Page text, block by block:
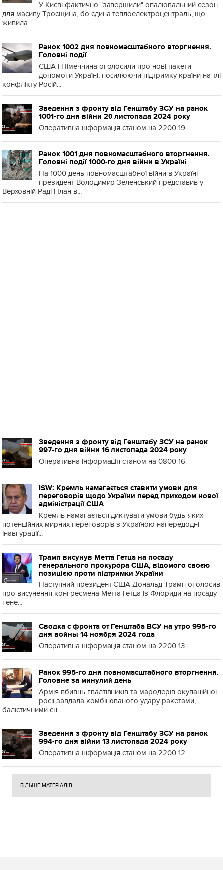
У Києві фактично "завершили" опалювальний сезон
для масиву Троєщина, бо єдина теплоелектроцентраль, що
живила ...
Ранок 1002 дня повномасштабного вторгнення.
Головні події
США і Німеччина оголосили про нові пакети
допомоги Україні, посилюючи підтримку країни на тлі
конфлікту Росій...
Зведення з фронту від Генштабу ЗСУ на ранок
1001-го дня війни 20 листопада 2024 року
Оперативна інформація станом на 2200 19
Ранок 1001 дня повномасштабного вторгнення.
Головні події 1000-го дня війни в Україні
На 1000 день повномасштабної війни в Україні
президент Володимир Зеленський представив у
Верховній Раді План в...
Зведення з фронту від Генштабу ЗСУ на ранок
997-го дня війни 16 листопада 2024 року
Оперативна інформація станом на 0800 16
ISW: Кремль намагається ставити умови для
переговорів щодо України перед приходом нової
адміністрації США
Кремль намагається диктувати умови будь-яких
потенційних мирних переговорів з Україною напередодні
інавгурації...
Трамп висунув Метта Гетца на посаду
генерального прокурора США, відомого своєю
позицією проти підтримки України
Наступний президент США Дональд Трамп оголосив
про висунення конгресмена Метта Гетца із Флориди на посаду
гене...
Сводка с фронта от Генштаба ВСУ на утро 995-го
дня войны 14 ноября 2024 года
Оперативна інформація станом на 2200 13
Ранок 995-го дня повномасштабного вторгнення.
Головне за минулий день
Армія вбивць ґвалтівників та мародерів окупаційної
росії завдала комбінованого удару ракетами,
балістичними сн...
Зведення з фронту від Генштабу ЗСУ на ранок
994-го дня війни 13 листопада 2024 року
Оперативна інформація станом на 2200 12
БІЛЬШЕ МАТЕРІАЛІВ